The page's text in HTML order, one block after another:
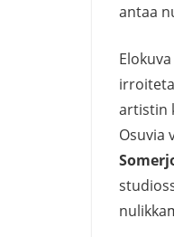
antaa
artistin
Osuvia